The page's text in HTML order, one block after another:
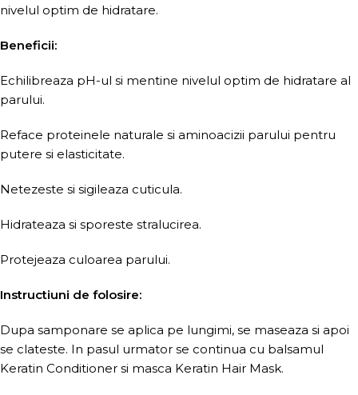
nivelul optim de hidratare.
Beneficii:
Echilibreaza pH-ul si mentine nivelul optim de hidratare al
parului.
Reface proteinele naturale si aminoacizii parului pentru
putere si elasticitate.
Netezeste si sigileaza cuticula.
Hidrateaza si sporeste stralucirea.
Protejeaza culoarea parului.
Instructiuni de folosire:
Dupa samponare se aplica pe lungimi, se maseaza si apoi
se clateste. In pasul urmator se continua cu balsamul
Keratin Conditioner si masca Keratin Hair Mask.